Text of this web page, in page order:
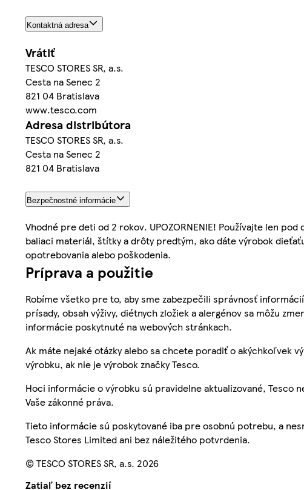
Kontaktná adresa
Vrátiť
TESCO STORES SR, a.s.
Cesta na Senec 2
821 04 Bratislava
www.tesco.com
Adresa distribútora
TESCO STORES SR, a.s.
Cesta na Senec 2
821 04 Bratislava
Bezpečnostné informácie
Vhodné pre deti od 2 rokov. UPOZORNENIE! Používajte len
baliaci materiál, štítky a drôty predtým, ako dáte výrobok
opotrebovania alebo poškodenia.
Príprava a použitie
Robíme všetko pre to, aby sme zabezpečili správnosť
prísady, obsah výživy, diétnych zložiek a alergénov sa môžu
informácie poskytnuté na webových stránkach.
Ak máte nejaké otázky alebo sa chcete poradiť o akýchkoľvek
výrobku, ak nie je výrobok značky Tesco.
Hoci informácie o výrobku sú pravidelne aktualizované, Tesco
Vaše zákonné práva.
Tieto informácie sú poskytované iba pre osobnú potrebu, a
Tesco Stores Limited ani bez náležitého potvrdenia.
© TESCO STORES SR, a.s. 2026
Zatiaľ bez recenzií